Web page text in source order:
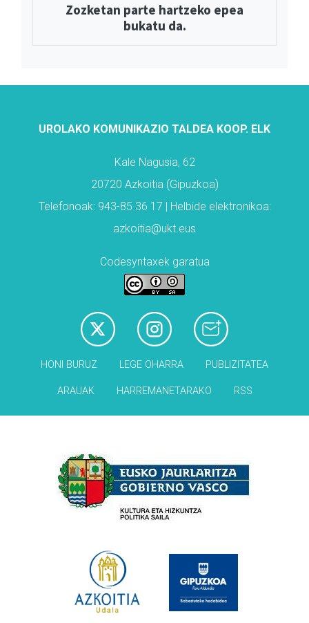
Zozketan parte hartzeko epea
bukatu da.
UROLAKO KOMUNIKAZIO TALDEA KOOP. ELK
Kale Nagusia, 62
20720 Azkoitia (Gipuzkoa)
Telefonoak: 943-85 36 17 | Helbide elektronikoa:
azkoitia@ukt.eus
Codesyntaxek garatua
HONI BURUZ LEGE OHARRA PUBLIZITATEA
ARAUAK HARREMANETARAKO RSS